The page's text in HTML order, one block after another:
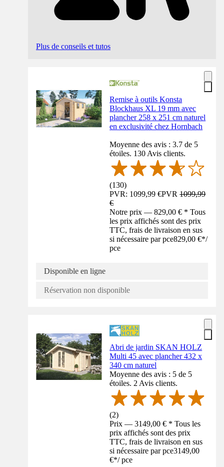
Plus de conseils et tutos
Remise à outils Konsta
Blockhaus XL 19 mm avec
plancher 258 x 251 cm naturel
en exclusivité chez Hornbach
Moyenne des avis : 3.7 de 5
étoiles. 130 Avis clients.
(130)
PVR: 1099,99 €PVR1099,99
€
Notre prix — 829,00 € * Tous
les prix affichés sont des prix
TTC, frais de livraison en sus
si nécessaire par pce829,00 €*/
pce
Disponible en ligne
Réservation non disponible
Abri de jardin SKAN HOLZ
Multi 45 avec plancher 432 x
340 cm naturel
Moyenne des avis : 5 de 5
étoiles. 2 Avis clients.
(2)
Prix — 3149,00 € * Tous les
prix affichés sont des prix
TTC, frais de livraison en sus
si nécessaire par pce3149,00
€*/ pce